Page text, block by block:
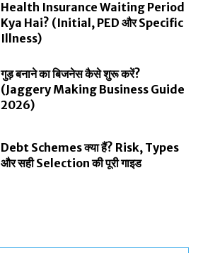
Health Insurance Waiting Period
Kya Hai? (Initial, PED और Specific
Illness)
गुड़ बनाने का बिजनेस कैसे शुरू करें?
(Jaggery Making Business Guide
2026)
Debt Schemes क्या हैं? Risk, Types
और सही Selection की पूरी गाइड